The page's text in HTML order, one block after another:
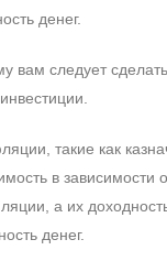
денег.
вам следует
такие как
в зависимости
а их
денег.